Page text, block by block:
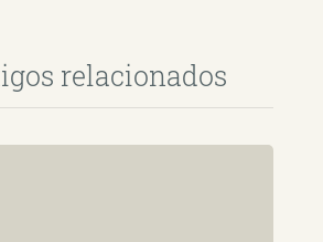
relacionados